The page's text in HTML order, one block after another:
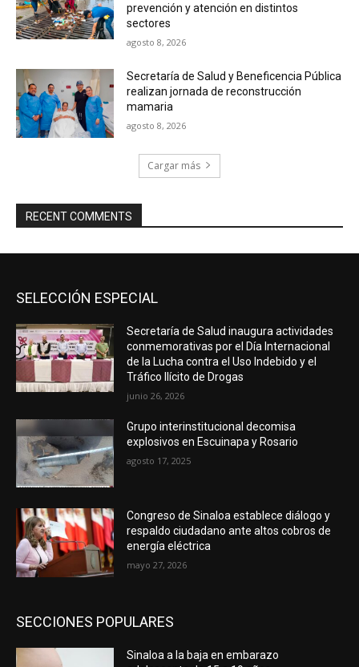
prevención y atención en distintos
sectores
agosto 8, 2026
Secretaría de Salud y Beneficencia Pública
realizan jornada de reconstrucción
mamaria
agosto 8, 2026
Cargar más
RECENT COMMENTS
SELECCIÓN ESPECIAL
Secretaría de Salud inaugura actividades
conmemorativas por el Día Internacional
de la Lucha contra el Uso Indebido y el
Tráfico Ilícito de Drogas
junio 26, 2026
Grupo interinstitucional decomisa
explosivos en Escuinapa y Rosario
agosto 17, 2025
Congreso de Sinaloa establece diálogo y
respaldo ciudadano ante altos cobros de
energía eléctrica
mayo 27, 2026
SECCIONES POPULARES
Sinaloa a la baja en embarazo